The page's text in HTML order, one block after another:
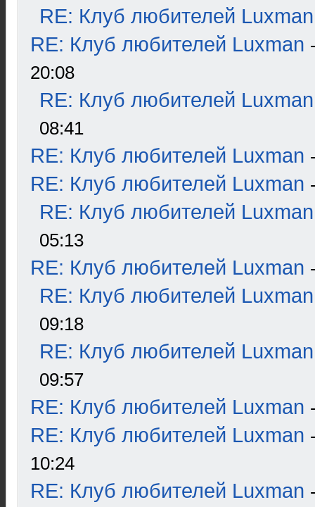
RE: Клуб любителей Luxman
RE: Клуб любителей Luxman
20:08
RE: Клуб любителей Luxman
08:41
RE: Клуб любителей Luxman
RE: Клуб любителей Luxman
RE: Клуб любителей Luxman
05:13
RE: Клуб любителей Luxman
RE: Клуб любителей Luxman
09:18
RE: Клуб любителей Luxman
09:57
RE: Клуб любителей Luxman
RE: Клуб любителей Luxman
10:24
RE: Клуб любителей Luxman